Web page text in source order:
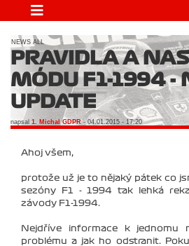
NEWS ALL
PRAVIDLA A
MÓDU F1-1994 -
UPDATE
napsal 1. Michal GDPR- 04.01.2015 - 17:20
Ahoj všem,
protože už je to nějaký pátek co
sezóny F1 - 1994 tak lehká
závody F1-1994.
Nejdříve informace k jednomu
problému a jak ho odstranit.